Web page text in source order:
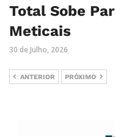
Total Sobe
Meticais
30 de Julho, 2026
ANTERIOR PRÓXIMO